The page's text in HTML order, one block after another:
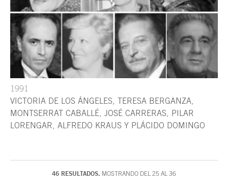
1991
VICTORIA DE LOS ÁNGELES, TERESA BERGANZA,
MONTSERRAT CABALLÉ, JOSÉ CARRERAS, PILAR
LORENGAR, ALFREDO KRAUS Y PLÁCIDO DOMINGO
46 RESULTADOS. MOSTRANDO DEL 25 AL 36